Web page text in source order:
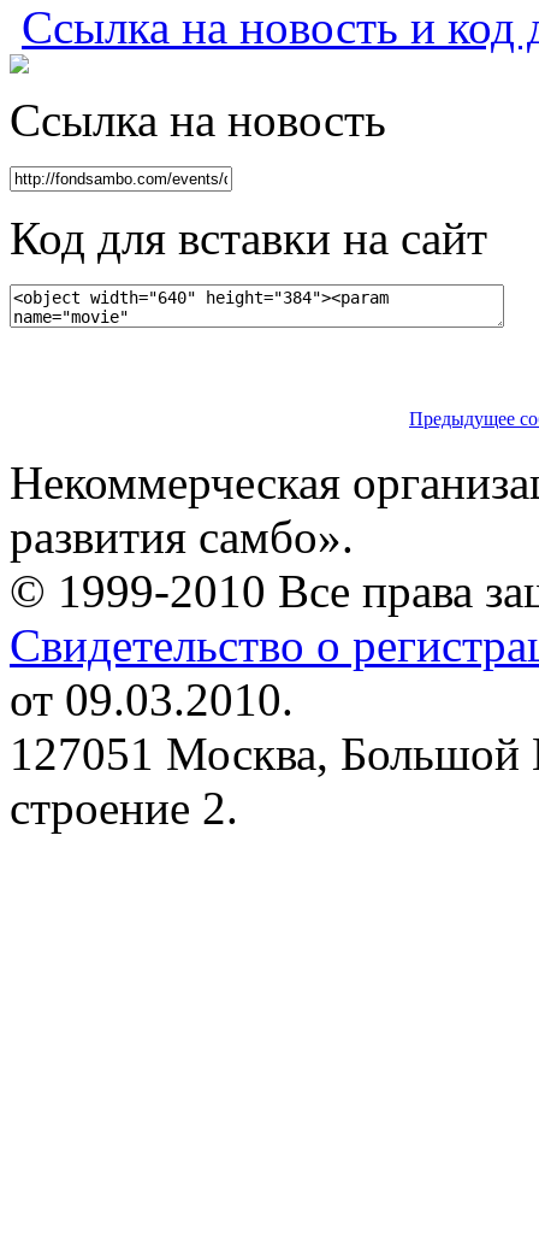
Ссылка на новость и код
Ссылка на новость
Код для вставки на сайт
Предыдущее
Некоммерческая
развития самбо».
© 1999-2010 Все права
Свидетельство о
от 09.03.2010.
127051 Москва, Большой
строение 2.